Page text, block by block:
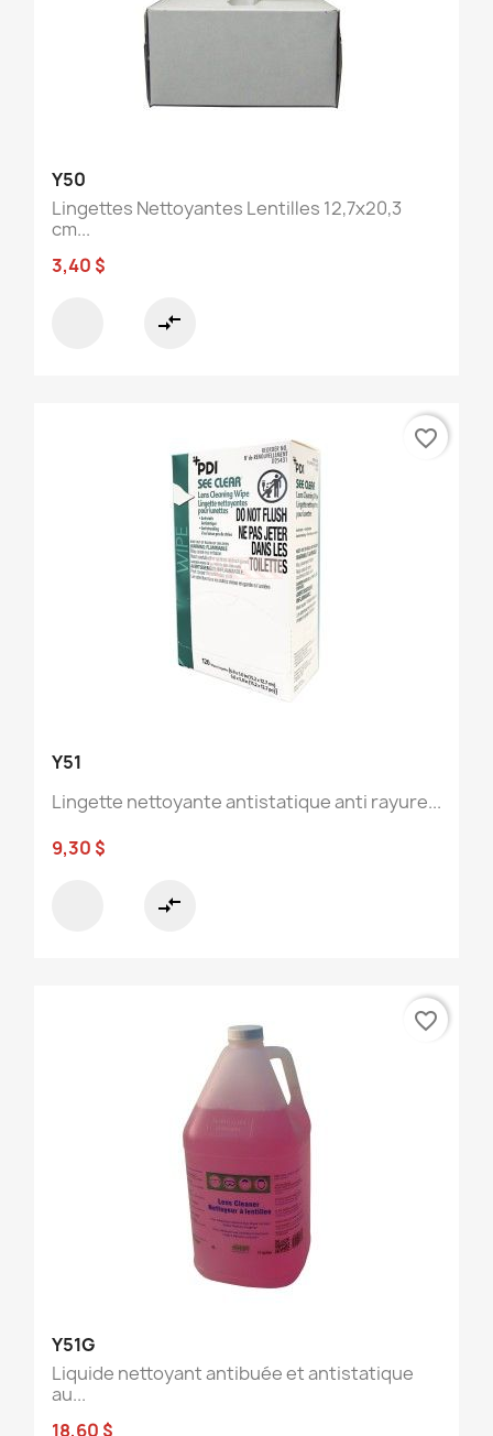
Y50
Lingettes Nettoyantes Lentilles 12,7x20,3
cm...
3,40 $
compare_arrows
Y51
Lingette nettoyante antistatique anti rayure...
9,30 $
compare_arrows
favorite_border
Y51G
Liquide nettoyant antibuée et antistatique
au...
18,60 $
favorite_border